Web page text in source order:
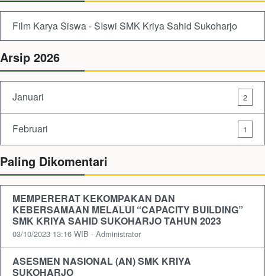
Film Karya Siswa - SIswi SMK Kriya Sahid Sukoharjo
Arsip 2026
Januari 2
Februari 1
Paling Dikomentari
MEMPERERAT KEKOMPAKAN DAN
KEBERSAMAAN MELALUI “CAPACITY BUILDING”
SMK KRIYA SAHID SUKOHARJO TAHUN 2023
03/10/2023 13:16 WIB - Administrator
ASESMEN NASIONAL (AN) SMK KRIYA
SUKOHARJO